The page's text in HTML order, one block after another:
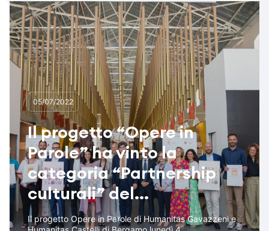
05/07/2022
Il progetto “Opere in
Parole” ha vinto la
categoria “Partnership
culturali” del...
Il progetto Opere in Parole di Humanitas Gavazzeni e